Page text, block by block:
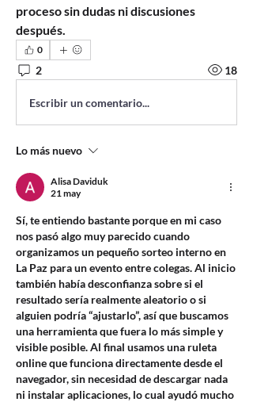
proceso sin dudas ni discusiones
después.
0
2 18
Escribir un comentario...
Lo más nuevo
Alisa Daviduk
21 may
Sí, te entiendo bastante porque en mi caso
nos pasó algo muy parecido cuando
organizamos un pequeño sorteo interno en
La Paz para un evento entre colegas. Al inicio
también había desconfianza sobre si el
resultado sería realmente aleatorio o si
alguien podría “ajustarlo”, así que buscamos
una herramienta que fuera lo más simple y
visible posible. Al final usamos una ruleta
online que funciona directamente desde el
navegador, sin necesidad de descargar nada
ni instalar aplicaciones, lo cual ayudó mucho